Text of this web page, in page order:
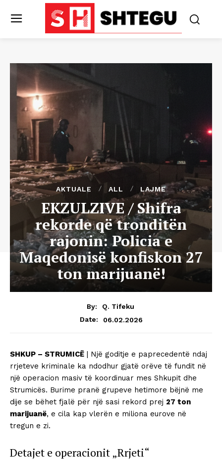
AKTUALE ALL LAJME
EKZULZIVE / Shifra
rekorde që tronditën
rajonin: Policia e
Maqedonisë konfiskon 27
ton marijuanë!
By:
Q. Tifeku
Date:
06.02.2026
SHKUP – STRUMICË | Një goditje e paprecedentë ndaj
rrjeteve kriminale ka ndodhur gjatë orëve të fundit në
një operacion masiv të koordinuar mes Shkupit dhe
Strumicës. Burime pranë grupeve hetimore bëjnë me
dije se bëhet fjalë për një sasi rekord prej 27 ton
marijuanë, e cila kap vlerën e miliona eurove në
tregun e zi.
Detajet e operacionit „Rrjeti“